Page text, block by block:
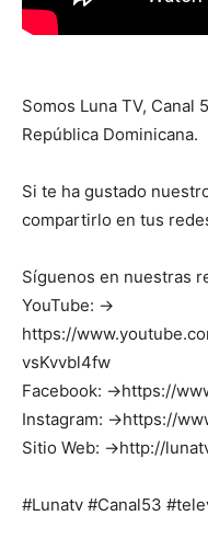
Somos Luna TV, Canal
República Dominicana.
Si te ha gustado
compartirlo en tus
Síguenos en nuestras
YouTube: →
https://
vsKvvbl4fw
Facebook: →https://
Instagram: →https://
Sitio Web: →http://
#Lunatv #Canal53